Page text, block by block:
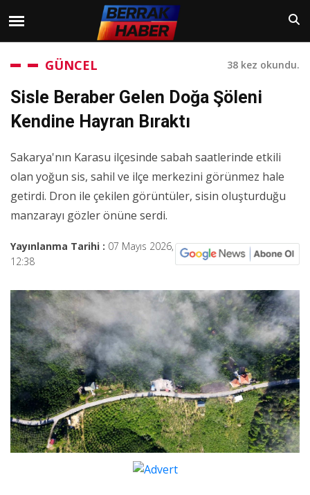
GÜNCEL 38 kez okundu.
Sisle Beraber Gelen Doğa Şöleni
Kendine Hayran Bıraktı
Sakarya'nın Karasu ilçesinde sabah saatlerinde etkili
olan yoğun sis, sahil ve ilçe merkezini görünmez hale
getirdi. Dron ile çekilen görüntüler, sisin oluşturduğu
manzarayı gözler önüne serdi.
Yayınlanma Tarihi : 07 Mayıs 2026,
12:38